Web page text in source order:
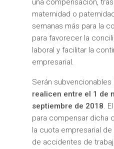
una compensación,
maternidad o
semanas más para la
para favorecer la
laboral y facilitar la
empresarial.
Serán subvencionables
realicen entre el 1 de
septiembre de 2018.
para compensar dicha
la cuota empresarial
de accidentes de